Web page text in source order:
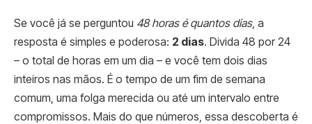
Se você já se perguntou 48 horas é quantos dias, a
resposta é simples e poderosa: 2 dias. Divida 48 por 24
– o total de horas em um dia – e você tem dois dias
inteiros nas mãos. É o tempo de um fim de semana
comum, uma folga merecida ou até um intervalo entre
compromissos. Mais do que números, essa descoberta é